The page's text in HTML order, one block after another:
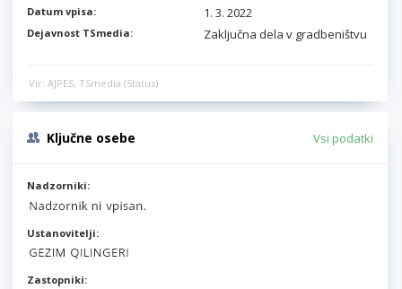
Datum vpisa: 1. 3. 2022
Dejavnost TSmedia: Zaključna dela v gradbeništvu
Vir: AJPES, TSmedia (Status)
Ključne osebe Vsi podatki
Nadzorniki:
Ustanovitelji:
Zastopniki: